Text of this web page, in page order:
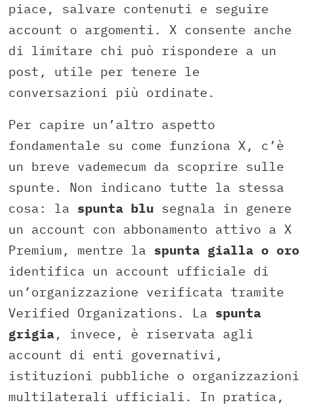
piace, salvare contenuti e seguire
account o argomenti. X consente anche
di limitare chi può rispondere a un
post, utile per tenere le
conversazioni più ordinate.
Per capire un’altro aspetto
fondamentale su come funziona X, c’è
un breve vademecum da scoprire sulle
spunte. Non indicano tutte la stessa
cosa: la spunta blu segnala in genere
un account con abbonamento attivo a X
Premium, mentre la spunta gialla o oro
identifica un account ufficiale di
un’organizzazione verificata tramite
Verified Organizations. La spunta
grigia, invece, è riservata agli
account di enti governativi,
istituzioni pubbliche o organizzazioni
multilaterali ufficiali. In pratica,